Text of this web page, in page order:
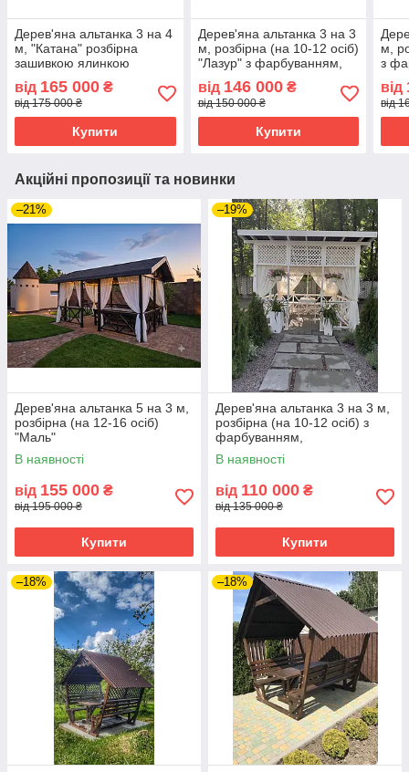
Дерев'яна альтанка 3 на 4
м, "Катана" розбірна
зашивкою ялинкою
від 165 000 ₴
від 175 000 ₴
Купити
Дерев'яна альтанка 3 на 3
м, розбірна (на 10-12 осіб)
"Лазур" з фарбуванням,
від 146 000₴
від 150 000 ₴
Купити
м,
з
від
від
Акційні пропозиції та новинки
–21%
Дерев'яна альтанка 5 на 3 м,
розбірна (на 12-16 осіб)
"Маль"
В наявності
від 155 000 ₴
від 195 000 ₴
Купити
–19%
Дерев'яна альтанка 3 на 3 м,
розбірна (на 10-12 осіб) з
фарбуванням,
В наявності
від 110 000 ₴
від 135 000 ₴
Купити
–18% –18%